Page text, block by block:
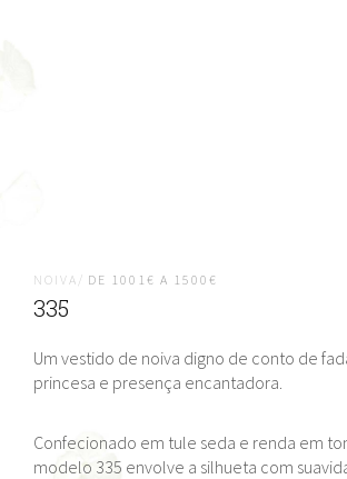
NOIVA/ DE 1001€ A 1500€
335
Um vestido de noiva digno de conto de
princesa e presença encantadora.
Confecionado em tule seda e renda em
modelo 335 envolve a silhueta com